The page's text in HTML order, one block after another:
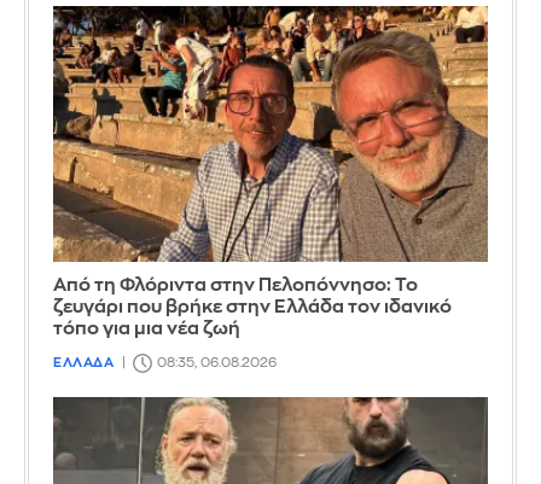
Από τη Φλόριντα στην Πελοπόννησο: Το
ζευγάρι που βρήκε στην Ελλάδα τον ιδανικό
τόπο για μια νέα ζωή
ΕΛΛΑΔΑ 08:35, 06.08.2026